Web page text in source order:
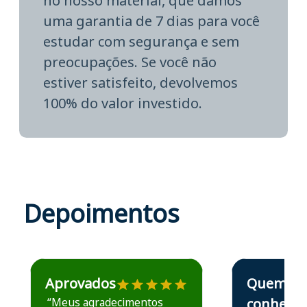
uma garantia de 7 dias para você
estudar com segurança e sem
preocupações. Se você não
estiver satisfeito, devolvemos
100% do valor investido.
Depoimentos
Estudante José recomenda o Aprova Concursos em
Aprovados
“Meus agradecimentos
Estudante Elais
Quem